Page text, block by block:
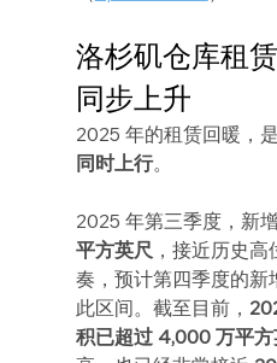
洛杉矶仓库租
同步上升
2025 年的租赁回暖，是
同时上行。
2025 年第三季度，新
平方英尺 ，接近历史
奏，预计第四季度的新
此区间。截至目前，
积已超过 4,000 万平方